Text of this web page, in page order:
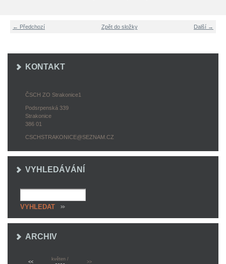
← Předchozí Další →
Zpět do složky
KONTAKT
ČSCH ZO Strakonice1
Podsrpenská 339
Strakonice
386 01
CSCHSTRAKONICE@SEZNAM.CZ
VYHLEDÁVÁNÍ
ARCHIV
<<
květen /
>>